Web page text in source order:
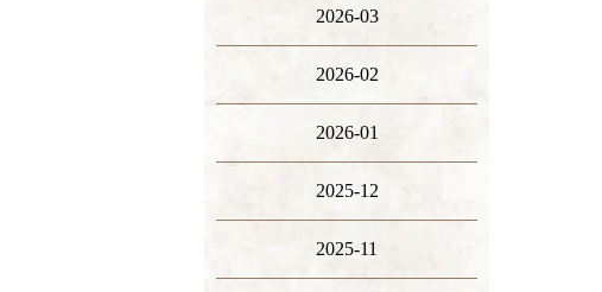
2026-03
2026-02
2026-01
2025-12
2025-11